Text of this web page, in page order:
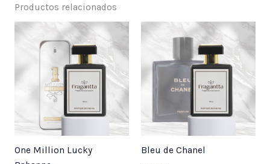
Productos relacionados
One Million Lucky
Price
$ 25,000
through
$ 55,000
Bleu de Chanel
Price
$ 25,000
through
$ 55,000